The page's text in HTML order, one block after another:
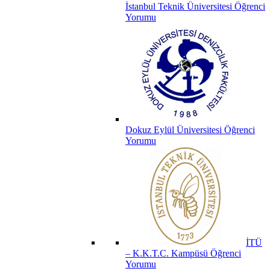
İstanbul Teknik Üniversitesi Öğrenci
Yorumu
Dokuz Eylül Üniversitesi Öğrenci
Yorumu
İTÜ
– K.K.T.C. Kampüsü Öğrenci
Yorumu